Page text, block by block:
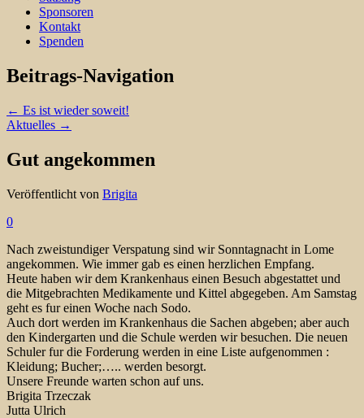
Sponsoren
Kontakt
Spenden
Beitrags-Navigation
← Es ist wieder soweit!
Aktuelles →
Gut angekommen
Veröffentlicht von Brigita
0
Nach zweistundiger Verspatung sind wir Sonntagnacht in Lome
angekommen. Wie immer gab es einen herzlichen Empfang.
Heute haben wir dem Krankenhaus einen Besuch abgestattet und
die Mitgebrachten Medikamente und Kittel abgegeben. Am Samstag
geht es fur einen Woche nach Sodo.
Auch dort werden im Krankenhaus die Sachen abgeben; aber auch
den Kindergarten und die Schule werden wir besuchen. Die neuen
Schuler fur die Forderung werden in eine Liste aufgenommen :
Kleidung; Bucher;….. werden besorgt.
Unsere Freunde warten schon auf uns.
Brigita Trzeczak
Jutta Ulrich